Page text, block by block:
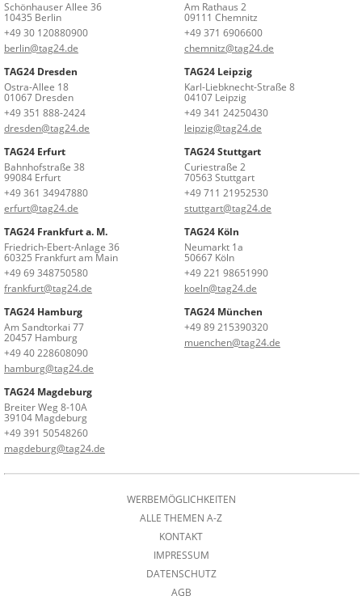
Schönhauser Allee 36
10435 Berlin
+49 30 120880900
berlin@tag24.de
Am Rathaus 2
09111 Chemnitz
+49 371 6906600
chemnitz@tag24.de
TAG24 Dresden
Ostra-Allee 18
01067 Dresden
+49 351 888-2424
dresden@tag24.de
TAG24 Leipzig
Karl-Liebknecht-Straße 8
04107 Leipzig
+49 341 24250430
leipzig@tag24.de
TAG24 Erfurt
Bahnhofstraße 38
99084 Erfurt
+49 361 34947880
erfurt@tag24.de
TAG24 Stuttgart
Curiestraße 2
70563 Stuttgart
+49 711 21952530
stuttgart@tag24.de
TAG24 Frankfurt a. M.
Friedrich-Ebert-Anlage 36
60325 Frankfurt am Main
+49 69 348750580
frankfurt@tag24.de
TAG24 Köln
Neumarkt 1a
50667 Köln
+49 221 98651990
koeln@tag24.de
TAG24 Hamburg
Am Sandtorkai 77
20457 Hamburg
+49 40 228608090
hamburg@tag24.de
TAG24 München
+49 89 215390320
muenchen@tag24.de
TAG24 Magdeburg
Breiter Weg 8-10A
39104 Magdeburg
+49 391 50548260
magdeburg@tag24.de
WERBEMÖGLICHKEITEN
ALLE THEMEN A-Z
KONTAKT
IMPRESSUM
DATENSCHUTZ
AGB